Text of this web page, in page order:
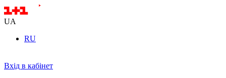
UA
RU
Вхід в кабінет